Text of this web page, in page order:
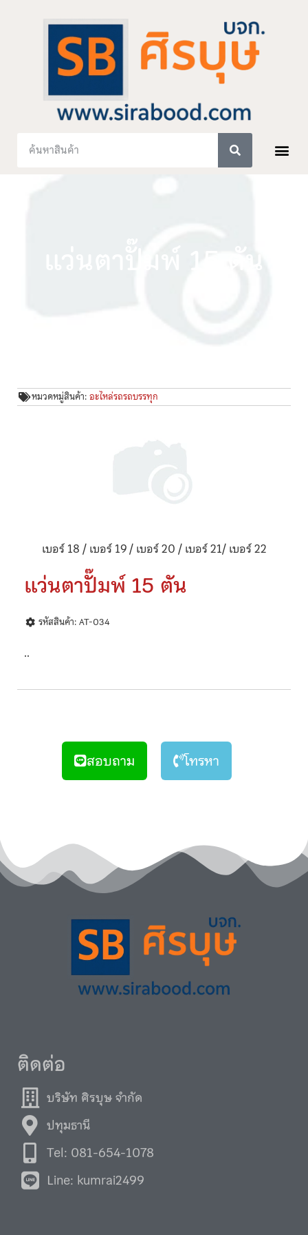
หมวดหมู่สินค้า:อะไหล่รถรถบรรทุก
เบอร์ 18 / เบอร์ 19 / เบอร์ 20 / เบอร์ 21/ เบอร์ 22
แว่นตาปั๊มพ์ 15 ตัน
รหัสสินค้า: AT-034
..
สอบถาม โทรหา
ติดต่อ
บริษัท ศิรบุษ จำกัด
ปทุมธานี
Tel: 081-654-1078
Line: kumrai2499